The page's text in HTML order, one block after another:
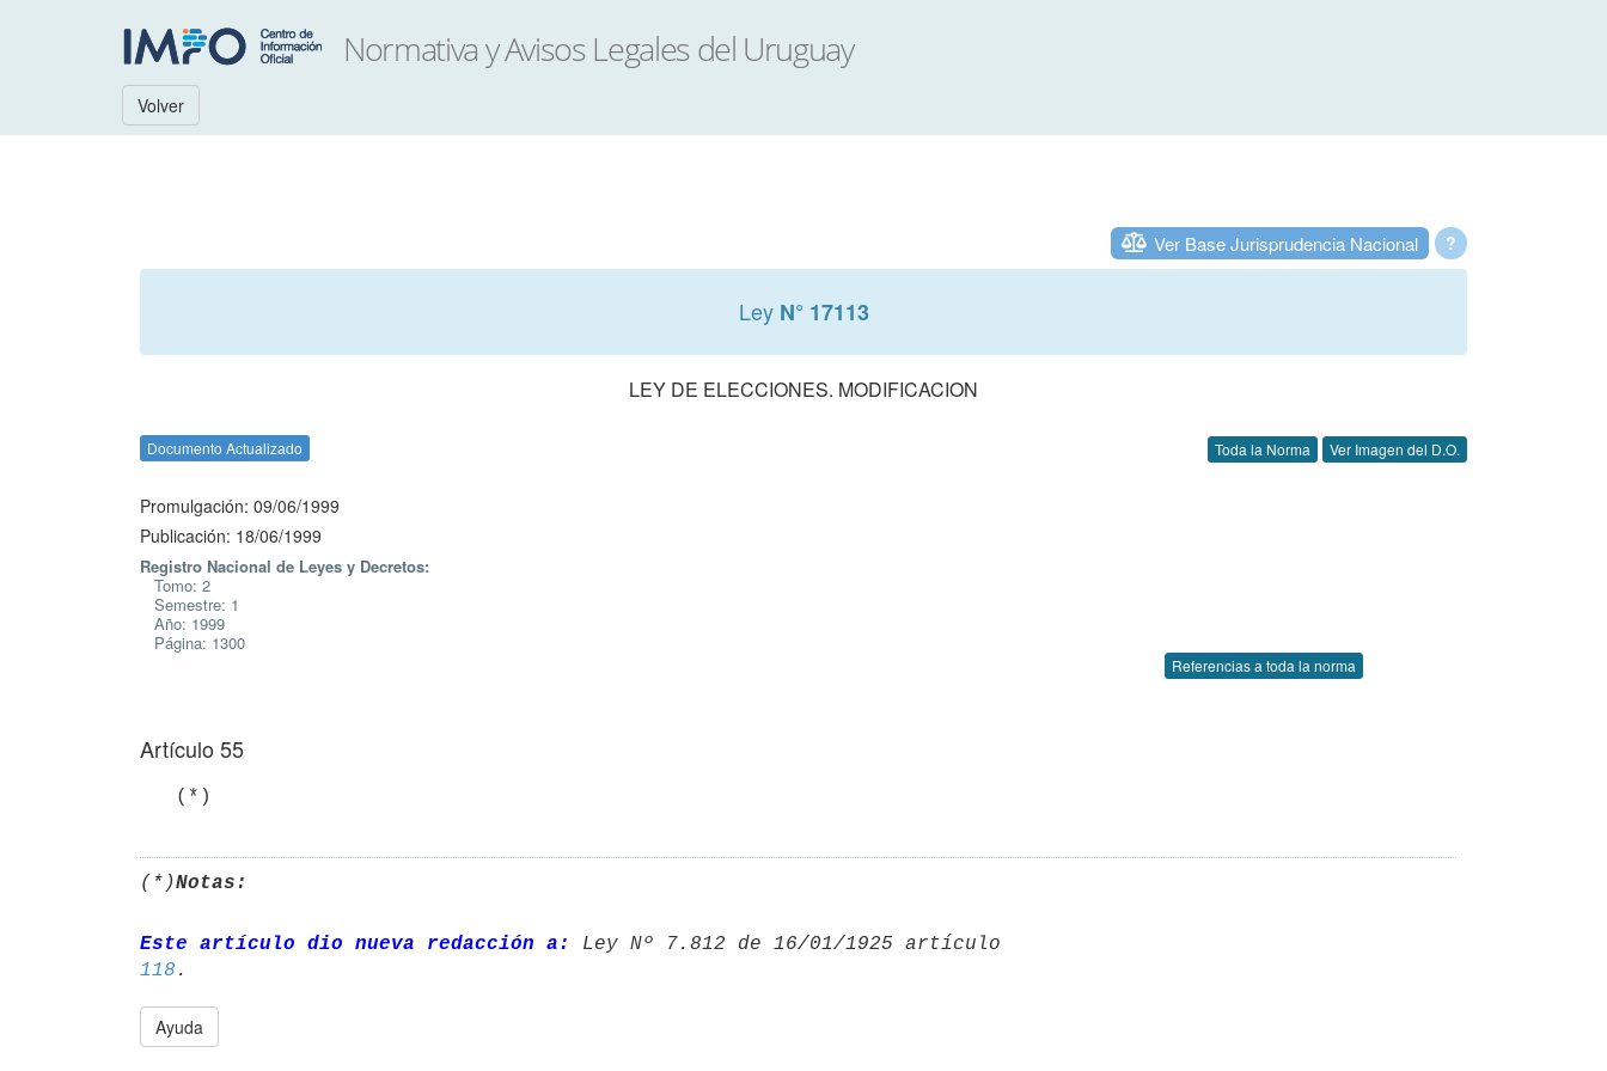
Volver
?
Ver Base Jurisprudencia Nacional
Ley N° 17113
LEY DE ELECCIONES. MODIFICACION
Documento Actualizado Toda la Norma Ver Imagen del D.O.
Promulgación: 09/06/1999
Publicación: 18/06/1999
Registro Nacional de Leyes y Decretos:
Tomo: 2
Semestre: 1
Año: 1999
Página: 1300
Referencias a toda la norma
Artículo 55
   (*)
(*)Notas:
Este artículo dio nueva redacción a:
Ley Nº 7.812 de 16/01/1925 artículo
118
Ayuda